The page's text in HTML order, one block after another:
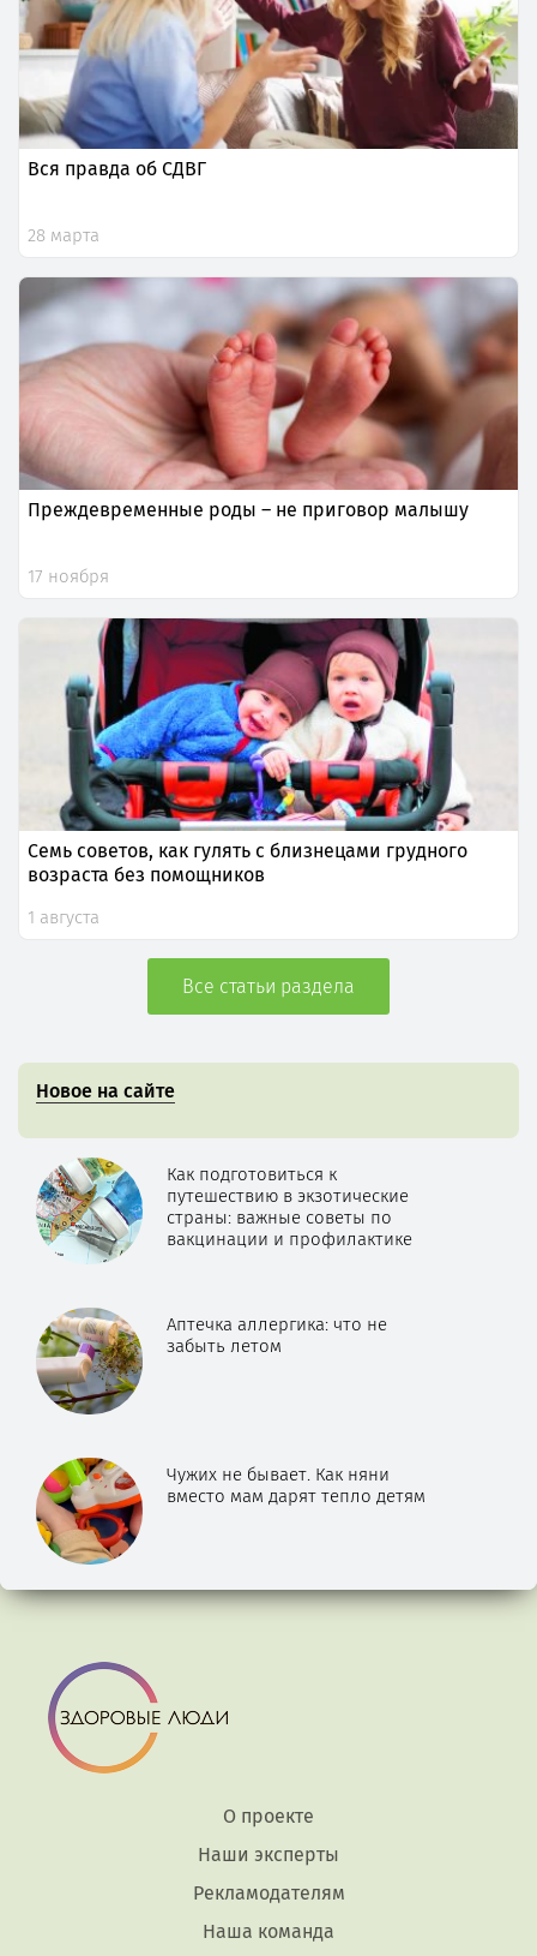
Вся правда об СДВГ
28 марта
Преждевременные роды – не приговор малышу
17 ноября
Семь советов, как гулять с близнецами грудного
возраста без помощников
1 августа
Все статьи раздела
Новое на сайте
Как подготовиться к
путешествию в экзотические
страны: важные советы по
вакцинации и профилактике
Аптечка аллергика: что не
забыть летом
Чужих не бывает. Как няни
вместо мам дарят тепло детям
О проекте
Наши эксперты
Рекламодателям
Наша команда